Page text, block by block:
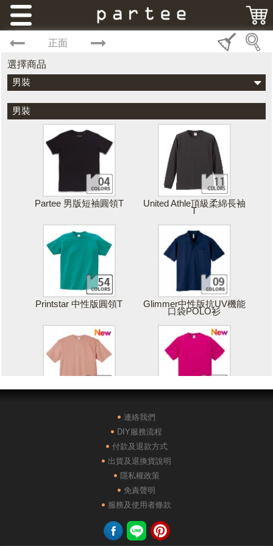
正面
選擇商品
男裝
男裝
Partee 男版短袖圓領T United Athle頂級柔綿長袖
T
Printstar 中性版圓領T Glimmer中性版抗UV機能
口袋POLO衫
POLONE1純棉短袖POLO AG28000落肩重磅精梳棉
連絡我們
DIY服務流程
付款及退款方式
出貨及退換貨說明
隱私權政策
免責聲明
服務及使用者條款